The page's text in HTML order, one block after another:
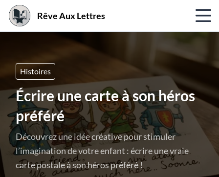
Rêve Aux Lettres
Histoires
Écrire une carte à son héros
préféré
Découvrez une idée créative pour stimuler
l’imagination de votre enfant : écrire une vraie
carte postale à son héros préféré !